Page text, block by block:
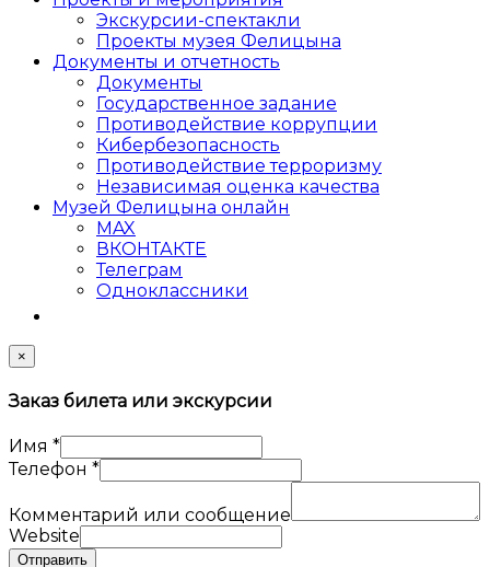
Экскурсии-спектакли
Проекты музея Фелицына
Документы и отчетность
Документы
Государственное задание
Противодействие коррупции
Кибер­безопасность
Противодействие терроризму
Независимая оценка качества
Музей Фелицына онлайн
MAX
ВКОНТАКТЕ
Телеграм
Одноклассники
×
Заказ билета или экскурсии
Имя *
Телефон *
Комментарий или сообщение
Website
Отправить